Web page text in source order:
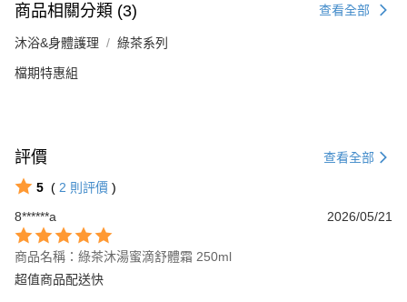
商品相關分類 (3) 查看全部
沐浴&身體護理 綠茶系列
檔期特惠組
評價 查看全部
5 ( 2 則評價 )
8******a
2026/05/21
商品名稱：綠茶沐湯蜜滴舒體霜 250ml
超值商品配送快